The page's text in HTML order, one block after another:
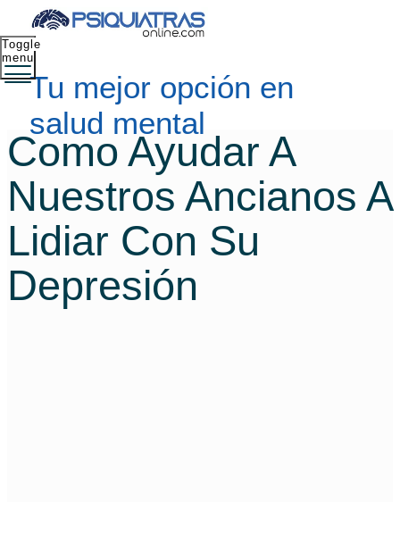
Tu mejor opción en
salud mental
Toggle
menu
Como Ayudar A
Nuestros Ancianos A
Lidiar Con Su
Depresión